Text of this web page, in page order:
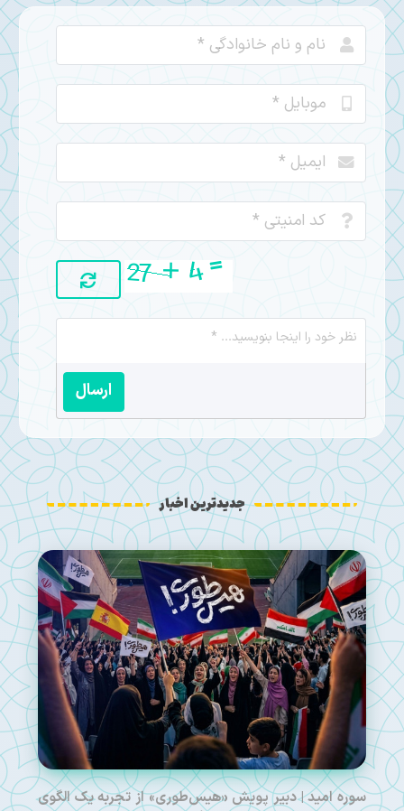
ارسال
جدیدترین اخبار
سوره امید | دبیر پویش «هیس‌طوری» از تجربه یک الگوی